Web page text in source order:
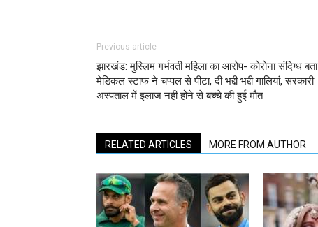
Previous article
झारखंड: मुस्लिम गर्भवती महिला का आरोप- कोरोना संदिग्ध बता
मेडिकल स्टाफ ने चप्पल से पीटा, दी भद्दी भद्दी गालियां, सरकारी
अस्पताल में इलाज नहीं होने से बच्चे की हुई मौत
RELATED ARTICLES MORE FROM AUTHOR